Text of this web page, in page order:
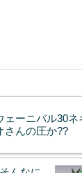
ェーニバル30
さんの圧か??